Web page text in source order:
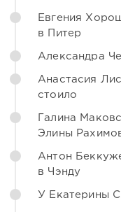
Евгения
в Питер
Александра
Анастасия
стоило
Галина
Элины
Антон
в Чэнду
У Екатерины